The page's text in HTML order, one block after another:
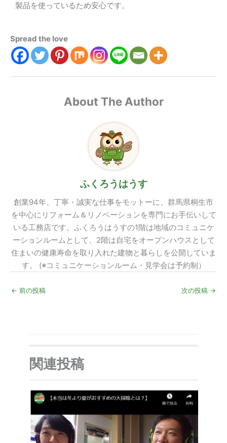
製品を使っているため安心です。
Spread the love
About The Author
ふくろうはうす
創業94年、丁寧・誠実な仕事をモットーに、群馬県桐生市
を中心にリフォーム＆リノベーションを専門にお手伝いして
いる工務店です。ふくろうはうすの1階は地域のコミュニケ
ーションルームとして、2階は自宅をオープンハウスとして
住まいの健康寿命を取り入れた建物と暮らしを公開していま
す。 (※コミュニケーションルーム・見学会は予約制）
← 前の投稿 次の投稿 →
関連投稿